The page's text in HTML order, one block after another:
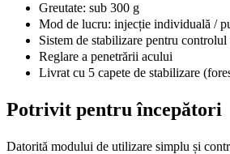
Greutate: sub 300 g
Mod de lucru: injecție individuală /
Sistem de stabilizare pentru
Reglare a penetrării acului
Livrat cu 5 capete de stabilizare
Potrivit pentru începători
Datorită modului de utilizare simplu și